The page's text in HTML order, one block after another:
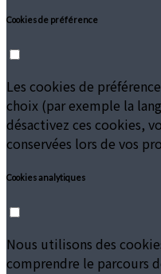
Cookies de préférence
Les cookies de
choix (par exemple la
désactivez ces cookies,
conservées lors de vos
Cookies analytiques
Nous utilisons des
comprendre le parcours